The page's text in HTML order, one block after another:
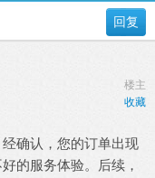
回复
楼主
收藏
确认，您的订单出现
的服务体验。后续，